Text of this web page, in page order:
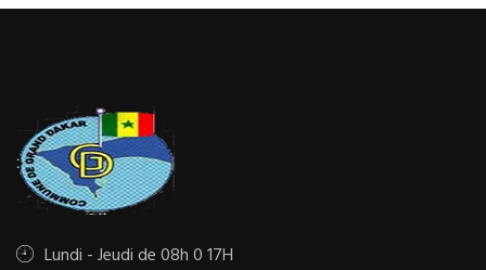
Lundi - Jeudi de 08h 0 17H